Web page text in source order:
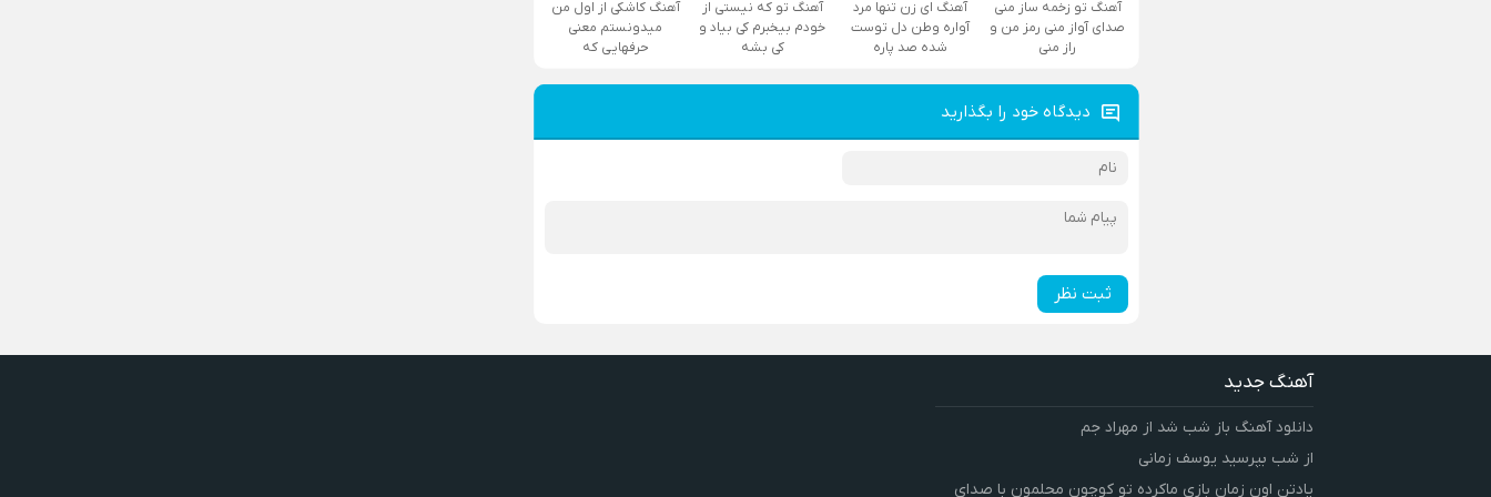
آهنگ تو زخمه ساز منی
صدای آواز منی رمز من و
راز منی
آهنگ ای زن تنها مرد
آواره وطن دل توست
شده صد پاره
آهنگ تو که نیستی از
خودم بیخبرم کی بیاد و
کی بشه
آهنگ کاشکی از اول من
میدونستم معنی
حرفهایی که
دیدگاه خود را بگذارید
ثبت نظر
آهنگ جدید
دانلود آهنگ باز شب شد از مهراد جم
از شب بپرسید یوسف زمانی
یادتن اون زمان بازی ماکرده تو کوچون محلمون با صدای